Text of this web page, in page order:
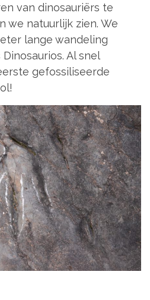
van dinosauriërs te
we natuurlijk zien. We
lange wandeling
Al snel
gefossiliseerde